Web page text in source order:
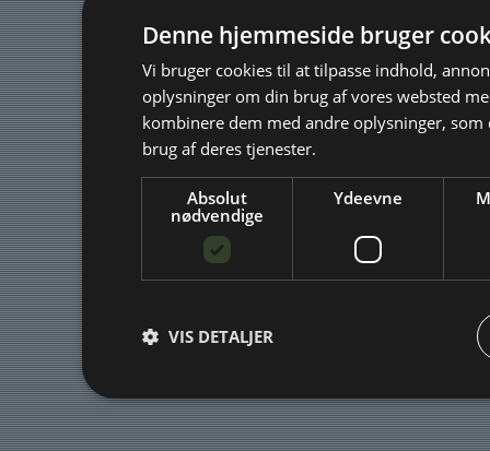
Denne hjemmeside bruger
Vi bruger cookies til at tilpasse indhold,
oplysninger om din brug af vores websted
kombinere dem med andre oplysninger,
brug af deres tjenester.
Absolut
nødvendige
Ydeevne
VIS DETALJER